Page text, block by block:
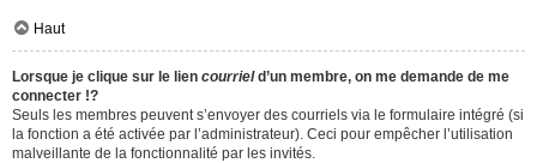
Haut
Lorsque je clique sur le lien courrield’un membre, on me demande de me
connecter !?
Seuls les membres peuvent s’envoyer des courriels via le formulaire intégré (si
la fonction a été activée par l’administrateur). Ceci pour empêcher l’utilisation
malveillante de la fonctionnalité par les invités.